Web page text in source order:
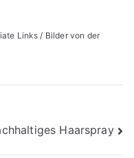
Links / Bilder von der
Haarspray